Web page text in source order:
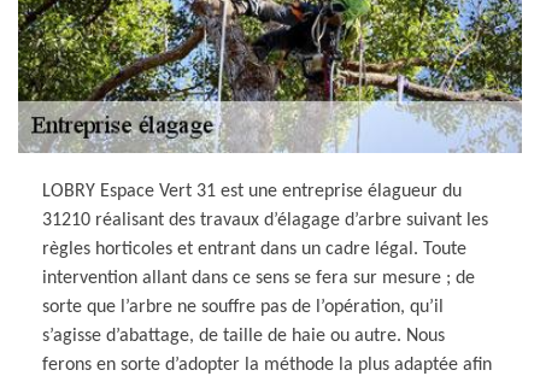
LOBRY Espace Vert 31 est une entreprise élagueur du
31210 réalisant des travaux d’élagage d’arbre suivant les
règles horticoles et entrant dans un cadre légal. Toute
intervention allant dans ce sens se fera sur mesure ; de
sorte que l’arbre ne souffre pas de l’opération, qu’il
s’agisse d’abattage, de taille de haie ou autre. Nous
ferons en sorte d’adopter la méthode la plus adaptée afin